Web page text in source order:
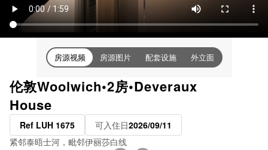
房源视频 房源图片 配套设施 外立面
伦敦Woolwich•2房•Deveraux
House
Ref LUH 1675 可入住日2026/09/11
紧邻泰晤士河，毗邻伊丽莎白线